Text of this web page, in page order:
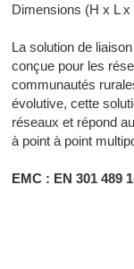
Dimensions (H x L
La solution de
conçue pour les
communautés
évolutive, cette
réseaux et répond
à point à point
EMC : EN 301 489